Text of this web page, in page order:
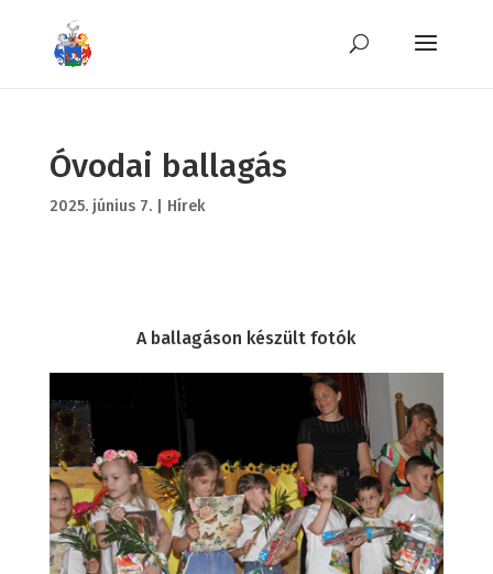
Óvodai ballagás
2025. június 7.| Hírek
A ballagáson készült fotók